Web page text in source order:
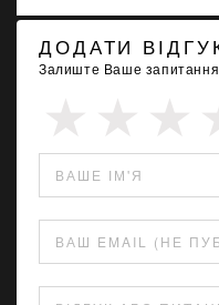
ДОДАТИ
Залиште Ваше запитання
ВАШЕ ІМ'Я
ВАШ EMAIL (НЕ